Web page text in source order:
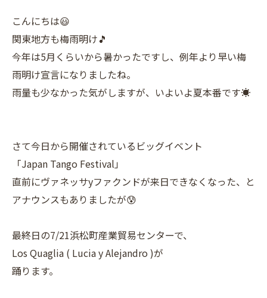
こんにちは😃
関東地方も梅雨明け🎵
今年は5月くらいから暑かったですし、例年より早い梅
雨明け宣言になりましたね。
雨量も少なかった気がしますが、いよいよ夏本番です☀️
さて今日から開催されているビッグイベント
「Japan Tango Festival」
直前にヴァネッサyファクンドが来日できなくなった、と
アナウンスもありましたが😰
最終日の7/21浜松町産業貿易センターで、
Los Quaglia ( Lucia y Alejandro )が
踊ります。